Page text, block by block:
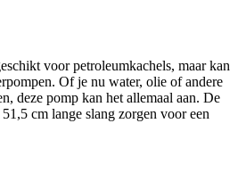
voor petroleumkachels, maar kan
Of je nu water, olie of andere
deze pomp kan het allemaal aan. De
cm lange slang zorgen voor een